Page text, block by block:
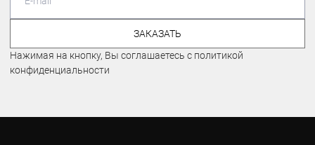
ЗАКАЗАТЬ
Нажимая на кнопку, Вы соглашаетесь с политикой
конфиденциальности